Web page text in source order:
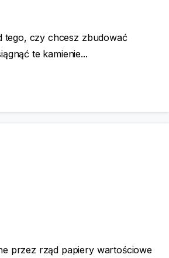
tego, czy chcesz zbudować
te kamienie...
przez rząd papiery wartościowe